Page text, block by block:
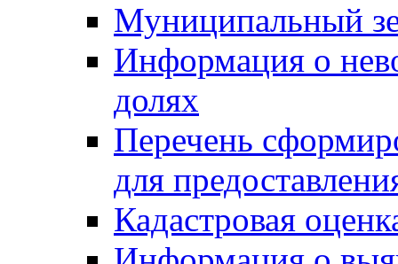
Муниципальный
Информация о
долях
Перечень
для
Кадастровая